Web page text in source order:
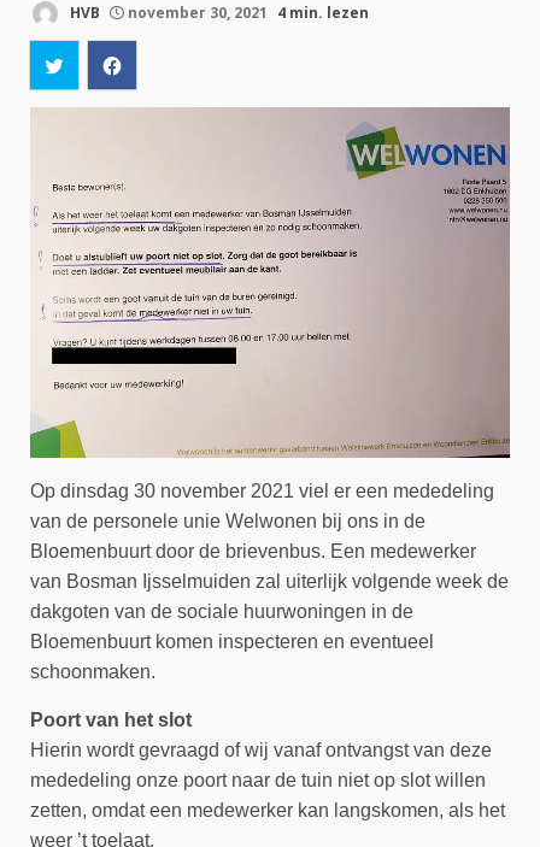
HVB november 30, 2021 4 min. lezen
Op dinsdag 30 november 2021 viel er een mededeling
van de personele unie Welwonen bij ons in de
Bloemenbuurt door de brievenbus. Een medewerker
van Bosman Ijsselmuiden zal uiterlijk volgende week de
dakgoten van de sociale huurwoningen in de
Bloemenbuurt komen inspecteren en eventueel
schoonmaken.
Poort van het slot
Hierin wordt gevraagd of wij vanaf ontvangst van deze
mededeling onze poort naar de tuin niet op slot willen
zetten, omdat een medewerker kan langskomen, als het
weer ’t toelaat.